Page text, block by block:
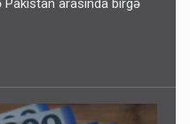
arasında birgə